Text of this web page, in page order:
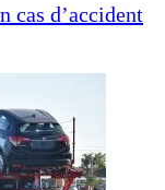
cas d’accident